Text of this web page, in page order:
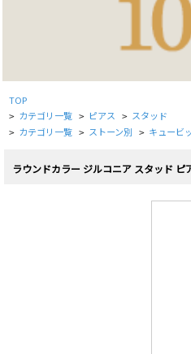
TOP
> カテゴリ一覧 > ピアス > スタッド
> カテゴリ一覧 > ストーン別 > キュービ
ラウンドカラー ジルコニア スタッド